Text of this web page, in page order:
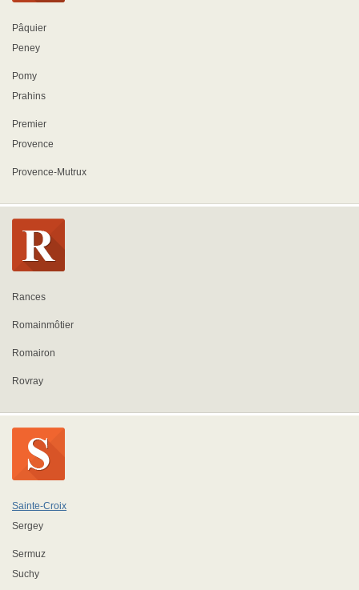
Pâquier
Peney
Pomy
Prahins
Premier
Provence
Provence-Mutrux
Rances
Romainmôtier
Romairon
Rovray
Sainte-Croix
Sergey
Sermuz
Suchy